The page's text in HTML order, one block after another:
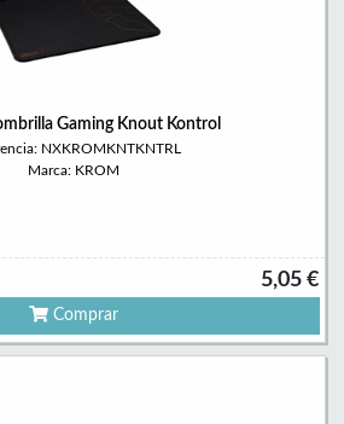
Gaming Knout Kontrol
NXKROMKNTKNTRL
Marca: KROM
5,05 €
Comprar